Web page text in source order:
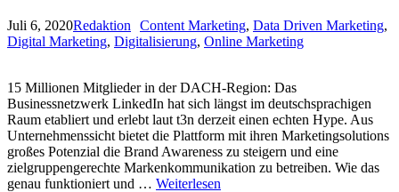
Juli 6, 2020Redaktion Content Marketing, Data Driven Marketing,
Digital Marketing, Digitalisierung, Online Marketing
15 Millionen Mitglieder in der DACH-Region: Das
Businessnetzwerk LinkedIn hat sich längst im deutschsprachigen
Raum etabliert und erlebt laut t3n derzeit einen echten Hype. Aus
Unternehmenssicht bietet die Plattform mit ihren Marketingsolutions
großes Potenzial die Brand Awareness zu steigern und eine
zielgruppengerechte Markenkommunikation zu betreiben. Wie das
genau funktioniert und … Weiterlesen